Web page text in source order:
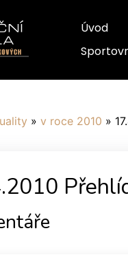
Úvod
» v roce 2010 »